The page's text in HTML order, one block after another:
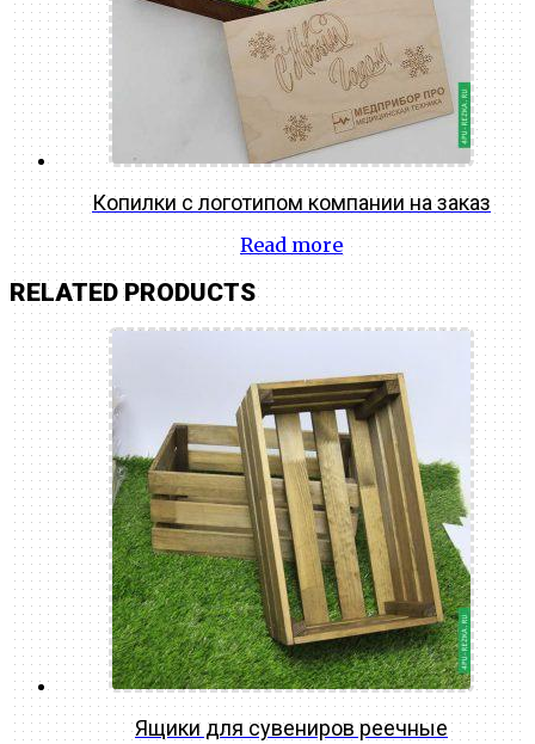
Копилки с логотипом компании на заказ
Read more
RELATED PRODUCTS
Ящики для сувениров реечные